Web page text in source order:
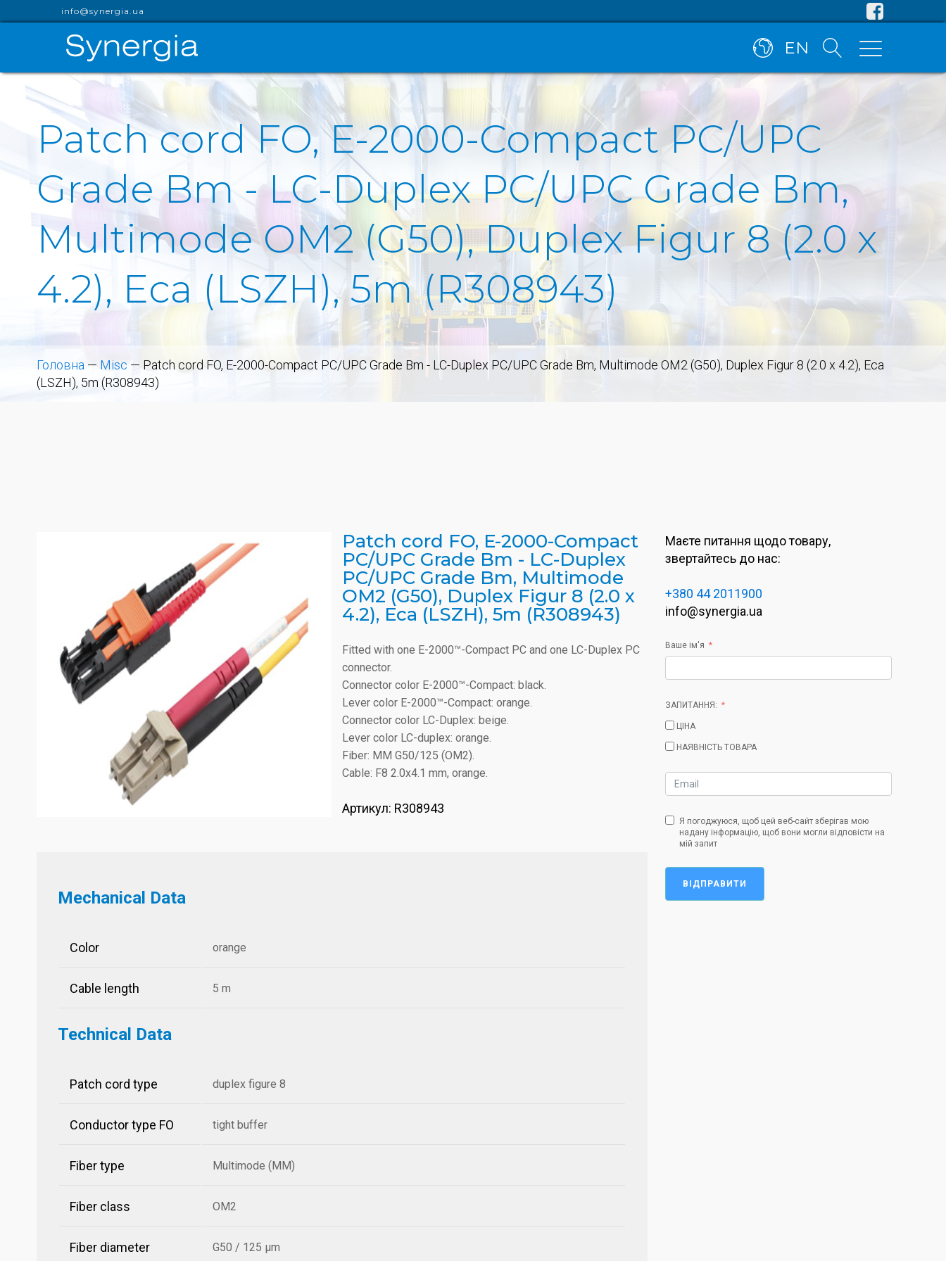
info@synergia.ua
EN
Patch cord FO, E-2000-Compact PC/UPC
Grade Bm - LC-Duplex PC/UPC Grade Bm,
Multimode OM2 (G50), Duplex Figur 8 (2.0 x
4.2), Eca (LSZH), 5m (R308943)
Головна — Misc — Patch cord FO, E-2000-Compact PC/UPC Grade Bm - LC-Duplex PC/UPC Grade Bm, Multimode OM2 (G50), Duplex Figur 8 (2.0 x 4.2), Eca
(LSZH), 5m (R308943)
Patch cord FO, E-2000-Compact
PC/UPC Grade Bm - LC-Duplex
PC/UPC Grade Bm, Multimode
OM2 (G50), Duplex Figur 8 (2.0 x
4.2), Eca (LSZH), 5m (R308943)
Fitted with one E-2000™-Compact PC and one LC-Duplex PC
connector.
Connector color E-2000™-Compact: black.
Lever color E-2000™-Compact: orange.
Connector color LC-Duplex: beige.
Lever color LC-duplex: orange.
Fiber: MM G50/125 (OM2).
Cable: F8 2.0x4.1 mm, orange.
Артикул: R308943
Mechanical Data
Color orange
Cable length 5 m
Technical Data
Patch cord type duplex figure 8
Conductor type FO tight buffer
Fiber type Multimode (MM)
Fiber class OM2
Fiber diameter G50 / 125 µm
Маєте питання щодо товару,
звертайтесь до нас:
+380 44 2011900
info@synergia.ua
Ваше ім'я
ЗАПИТАННЯ:
ЦІНА
НАЯВНІСТЬ ТОВАРА
Я погоджуюся, щоб цей веб-сайт зберігав мою
надану інформацію, щоб вони могли відповісти на
мій запит
ВІДПРАВИТИ